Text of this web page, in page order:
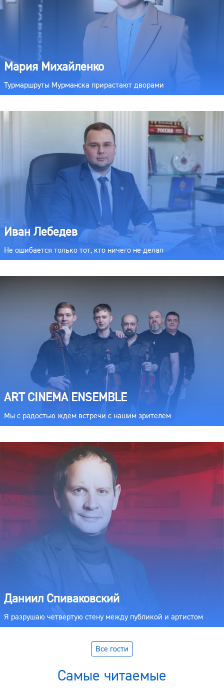
Мария Михайленко
Турмаршруты Мурманска прирастают дворами
Иван Лебедев
Не ошибается только тот, кто ничего не делал
ART CINEMA ENSEMBLE
Мы с радостью ждем встречи с нашим зрителем
Даниил Спиваковский
Я разрушаю четвертую стену между публикой и артистом
Все гости
Самые читаемые